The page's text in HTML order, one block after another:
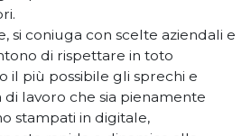
si coniuga con scelte aziendali e
di rispettare in toto
il più possibile gli sprechi e
lavoro che sia pienamente
stampati in digitale,